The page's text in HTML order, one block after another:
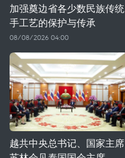
加强奠边省各少数民族传统
手工艺的保护与传承
08/08/2026 04:00
越共中央总书记、国家主席